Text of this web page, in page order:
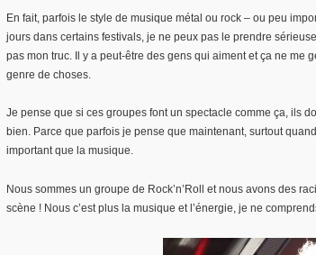
En fait, parfois le style de musique métal ou rock – ou peu
jours dans certains festivals, je ne peux pas le prendre
pas mon truc. Il y a peut-être des gens qui aiment et ça ne me
genre de choses.
Je pense que si ces groupes font un spectacle comme ça, ils
bien. Parce que parfois je pense que maintenant, surtout
important que la musique.
Nous sommes un groupe de Rock’n’Roll et nous avons des
scène ! Nous c’est plus la musique et l’énergie, je ne